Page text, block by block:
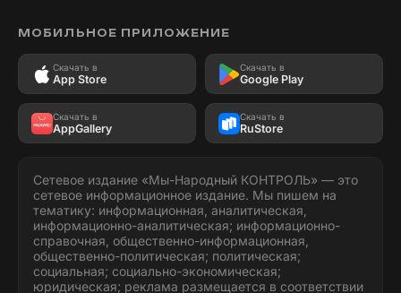
МОБИЛЬНОЕ ПРИЛОЖЕНИЕ
Скачать в
App Store
Скачать в
Google Play
Скачать в
AppGallery
Скачать в
RuStore
Сетевое издание «Мы-Народный КОНТРОЛЬ» — это
сетевое информационное издание. Мы пишем на
тематику: информационная, аналитическая,
информационно-аналитическая; информационно-
справочная, общественно-информационная,
общественно-политическая; политическая;
социальная; социально-экономическая;
юридическая; реклама размещается в соответствии